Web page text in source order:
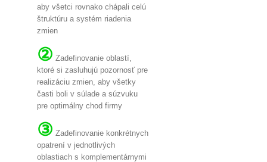
aby všetci rovnako chápali celú
štruktúru a systém riadenia
zmien
② Zadefinovanie oblastí,
ktoré si zasluhujú pozornosť pre
realizáciu zmien, aby všetky
časti boli v súlade a súzvuku
pre optimálny chod firmy
③ Zadefinovanie konkrétnych
opatrení v jednotlivých
oblastiach s komplementárnymi